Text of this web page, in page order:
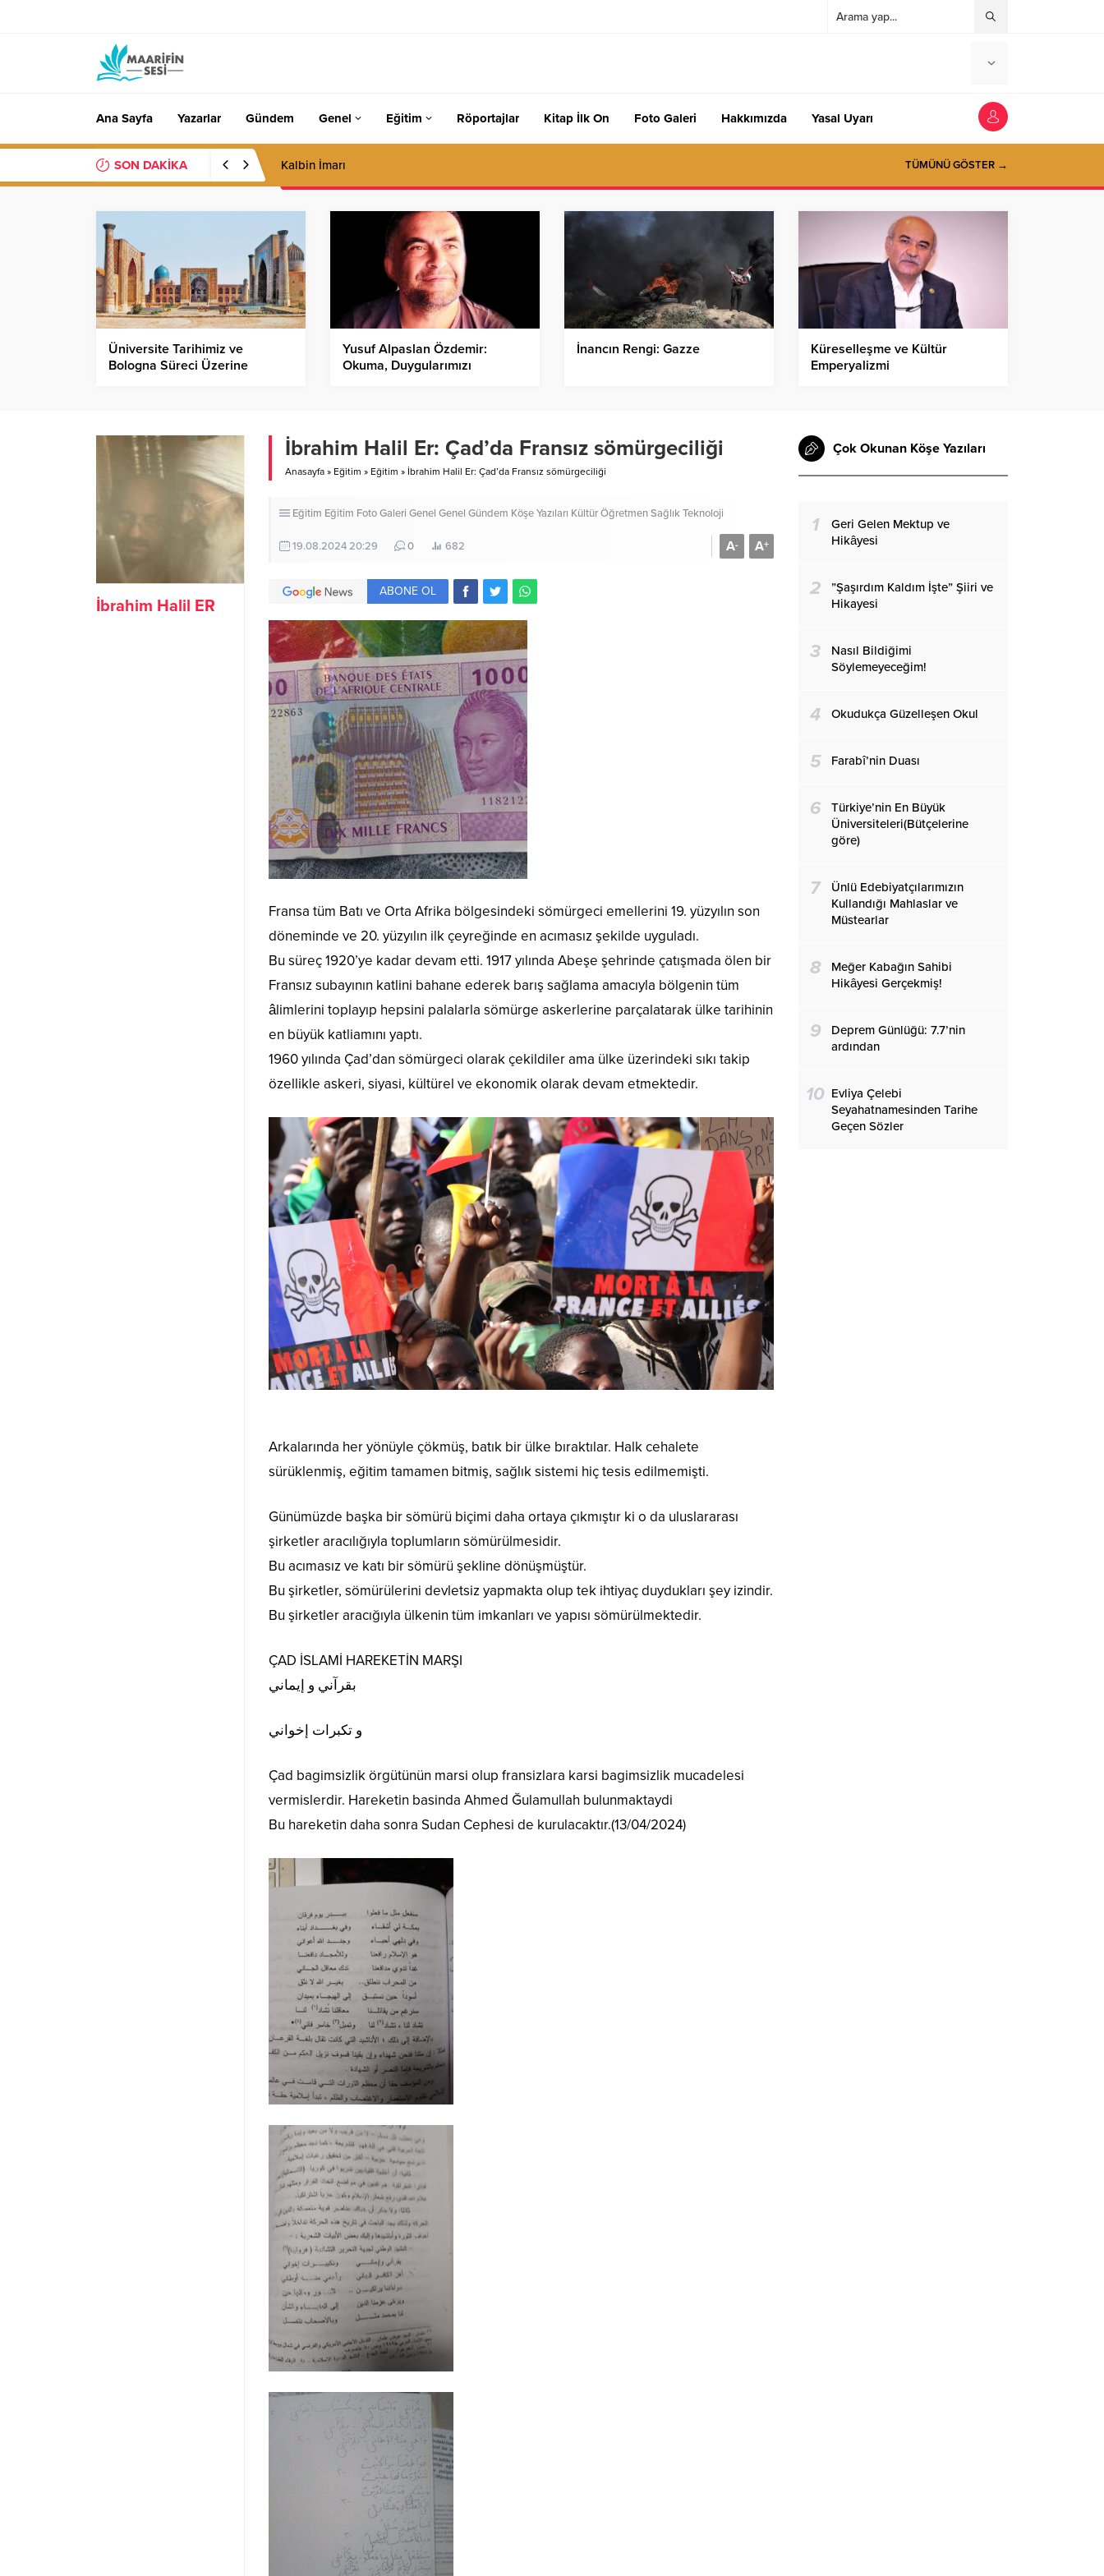
Ana Sayfa Yazarlar Gündem Genel Eğitim Röportajlar Kitap İlk On Foto Galeri Hakkımızda Yasal Uyarı
SON DAKİKA Kalbin İmarı TÜMÜNÜ GÖSTER →
Üniversite Tarihimiz ve
Bologna Süreci Üzerine
Yusuf Alpaslan Özdemir:
Okuma, Duygularımızı
İnancın Rengi: Gazze
Küreselleşme ve Kültür
Emperyalizmi
İbrahim Halil ER
İbrahim Halil Er: Çad’da Fransız sömürgeciliği
Anasayfa » Eğitim » Eğitim » İbrahim Halil Er: Çad’da Fransız sömürgeciliği
Eğitim Eğitim Foto Galeri Genel Genel Gündem Köşe Yazıları KültürÖğretmenSağlıkTeknoloji
19.08.2024 20:29 0 682 A+
A-
ABONE OL
Fransa tüm Batı ve Orta Afrika bölgesindeki sömürgeci emellerini 19. yüzyılın son
döneminde ve 20. yüzyılın ilk çeyreğinde en acımasız şekilde uyguladı.
Bu süreç 1920’ye kadar devam etti. 1917 yılında Abeşe şehrinde çatışmada ölen bir
Fransız subayının katlini bahane ederek barış sağlama amacıyla bölgenin tüm
âlimlerini toplayıp hepsini palalarla sömürge askerlerine parçalatarak ülke tarihinin
en büyük katliamını yaptı.
1960 yılında Çad’dan sömürgeci olarak çekildiler ama ülke üzerindeki sıkı takip
özellikle askeri, siyasi, kültürel ve ekonomik olarak devam etmektedir.
Arkalarında her yönüyle çökmüş, batık bir ülke bıraktılar. Halk cehalete
sürüklenmiş, eğitim tamamen bitmiş, sağlık sistemi hiç tesis edilmemişti.
Günümüzde başka bir sömürü biçimi daha ortaya çıkmıştır ki o da uluslararası
şirketler aracılığıyla toplumların sömürülmesidir.
Bu acımasız ve katı bir sömürü şekline dönüşmüştür.
Bu şirketler, sömürülerini devletsiz yapmakta olup tek ihtiyaç duydukları şey izindir.
Bu şirketler aracığıyla ülkenin tüm imkanları ve yapısı sömürülmektedir.
ÇAD İSLAMİ HAREKETİN MARŞI
بقرآني و إيماني
و تكبرات إخواني
Çad bagimsizlik örgütünün marsi olup fransizlara karsi bagimsizlik mucadelesi
vermislerdir. Hareketin basinda Ahmed Ğulamullah bulunmaktaydi
Bu hareketin daha sonra Sudan Cephesi de kurulacaktır.(13/04/2024)
Çok Okunan Köşe Yazıları
1
Geri Gelen Mektup ve
Hikâyesi
2
”Şaşırdım Kaldım İşte” Şiiri ve
Hikayesi
3
Nasıl Bildiğimi
Söylemeyeceğim!
4 Okudukça Güzelleşen Okul
5 Farabî’nin Duası
6
Türkiye’nin En Büyük
Üniversiteleri(Bütçelerine
göre)
7
Ünlü Edebiyatçılarımızın
Kullandığı Mahlaslar ve
Müstearlar
8
Meğer Kabağın Sahibi
Hikâyesi Gerçekmiş!
9
Deprem Günlüğü: 7.7’nin
ardından
10 Evliya Çelebi
Seyahatnamesinden Tarihe
Geçen Sözler